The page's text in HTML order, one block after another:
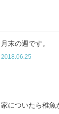
月末の週です。
2018.06.25
家についたら稚魚